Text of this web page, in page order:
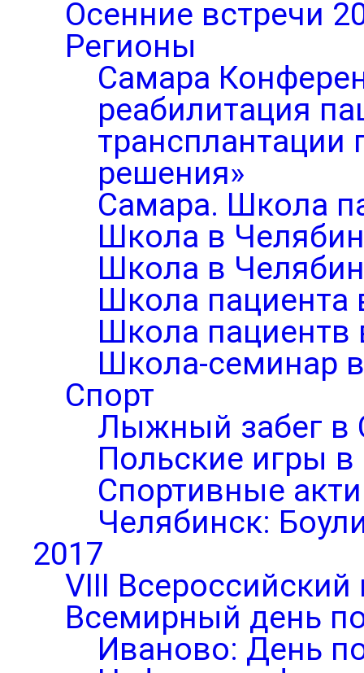
Осенние встречи
Регионы
Самара
реабилитация
трансплантации
решения»
Самара. Школа
Школа в
Школа в
Школа пациента
Школа пациентв
Школа-семинар
Спорт
Лыжный забег в
Польские игры в
Спортивные
Челябинск:
2017
VIII Всероссийский
Всемирный день
Иваново: День